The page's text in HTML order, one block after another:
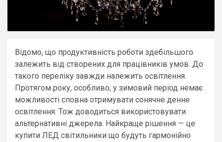
Відомо, що продуктивність роботи здебільшого
залежить від створених для працівників умов. До
такого переліку завжди належить освітлення.
Протягом року, особливо, у зимовий період немає
можливості сповна отримувати сонячне денне
освітлення. Тож доводиться використовувати
альтернативні джерела. Найкраще рішення — це
купити ЛЕД світильники що будуть гармонійно